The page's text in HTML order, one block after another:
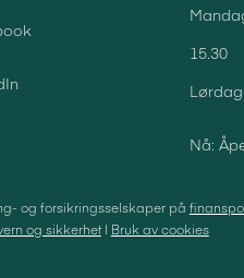
15.30
Nå:
og forsikringsselskaper på
og sikkerhet| Bruk av cookies